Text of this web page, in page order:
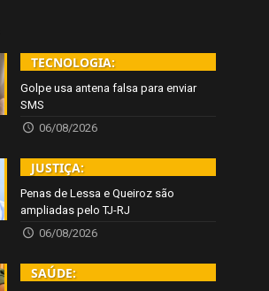
TECNOLOGIA:
Golpe usa antena falsa para enviar
SMS
06/08/2026
JUSTIÇA:
Penas de Lessa e Queiroz são
ampliadas pelo TJ-RJ
06/08/2026
SAÚDE: